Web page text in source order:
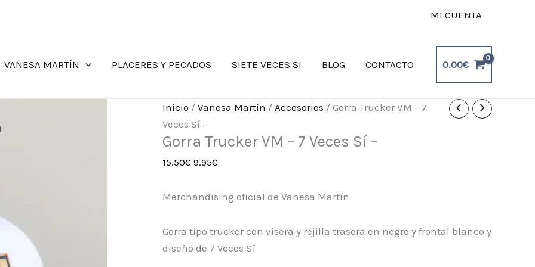
MI CUENTA
VANESA MARTÍN PLACERES Y PECADOS SIETE VECES SI BLOG CONTACTO 0.00€
Inicio / Vanesa Martín / Accesorios / Gorra Trucker VM – 7
Veces Sí –
Gorra Trucker VM – 7 Veces Sí –
15.50€ 9.95€
Merchandising oficial de Vanesa Martín
Gorra tipo trucker con visera y rejilla trasera en negro y frontal blanco y
diseño de 7 Veces Sï